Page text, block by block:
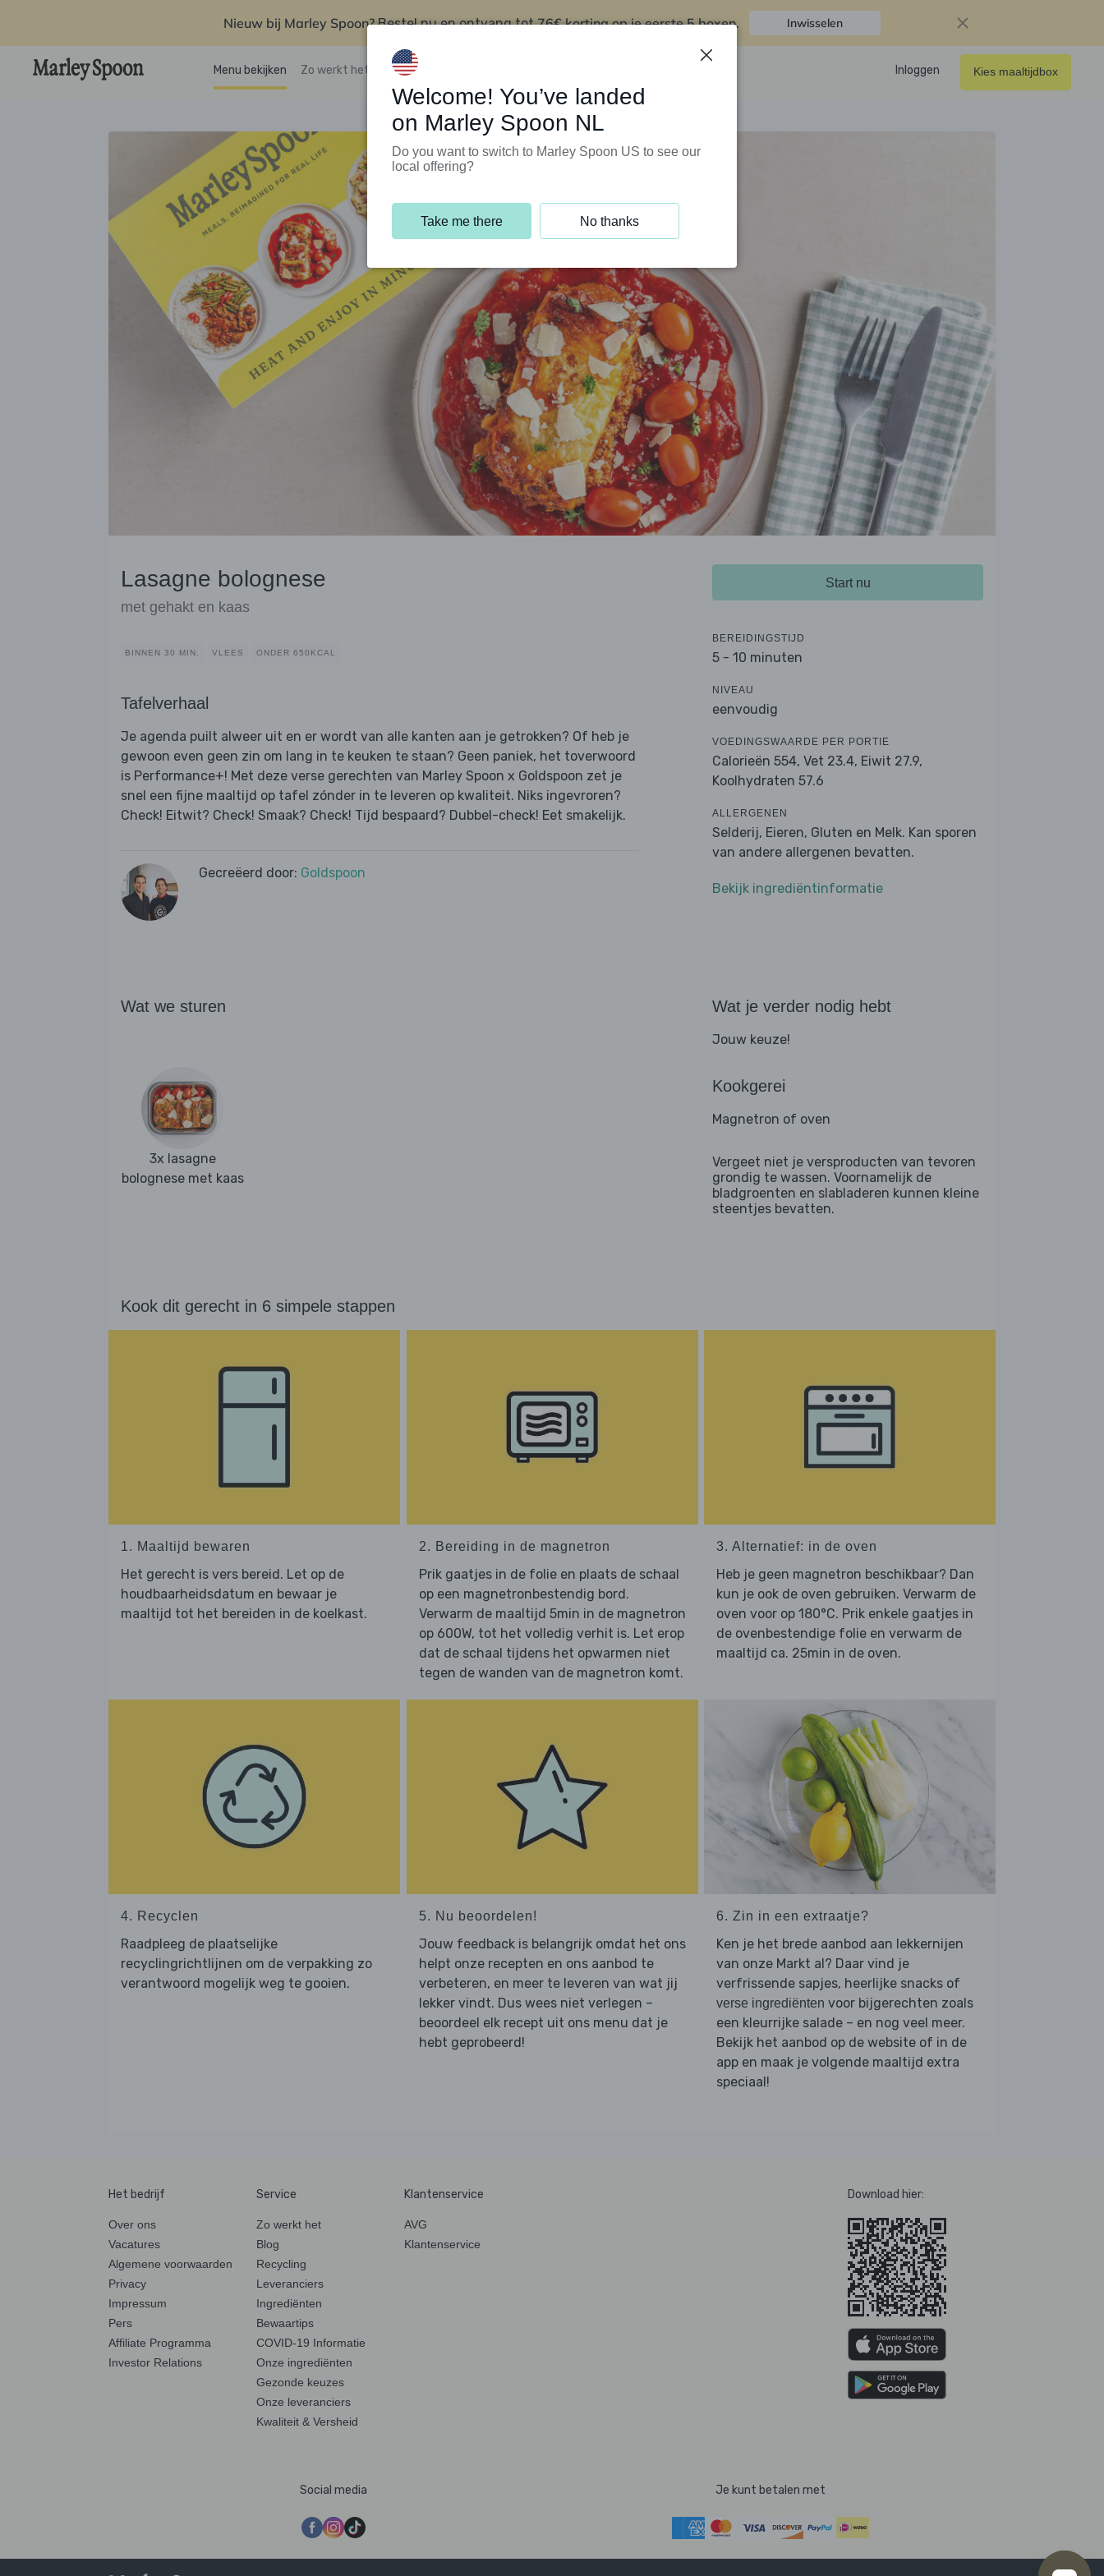
Nieuw bij Marley Spoon?Bestel nu en ontvang tot76€ korting op je eerste 5 boxen. Inwisselen
Menu bekijken Zo werkt het Klantenservice Inloggen Kies maaltijdbox
Lasagne bolognese
met gehakt en kaas
BINNEN 30 MIN. VLEES ONDER 650KCAL
Tafelverhaal
Je agenda puilt alweer uit en er wordt van alle kanten aan je getrokken? Of heb je
gewoon even geen zin om lang in te keuken te staan? Geen paniek, het toverwoord
is Performance+! Met deze verse gerechten van Marley Spoon x Goldspoon zet je
snel een fijne maaltijd op tafel zónder in te leveren op kwaliteit. Niks ingevroren?
Check! Eitwit? Check! Smaak? Check! Tijd bespaard? Dubbel-check! Eet smakelijk.
Gecreëerd door: Goldspoon
Start nu
BEREIDINGSTIJD
5 - 10 minuten
NIVEAU
eenvoudig
VOEDINGSWAARDE PER PORTIE
Calorieën 554, Vet 23.4, Eiwit 27.9,
Koolhydraten 57.6
ALLERGENEN
Selderij, Eieren, Gluten en Melk. Kan sporen
van andere allergenen bevatten.
Bekijk ingrediëntinformatie
Wat we sturen
3x lasagne
bolognese met kaas
Wat je verder nodig hebt
Jouw keuze!
Kookgerei
Magnetron of oven
Vergeet niet je versproducten van tevoren
grondig te wassen. Voornamelijk de
bladgroenten en slabladeren kunnen kleine
steentjes bevatten.
Kook dit gerecht in 6 simpele stappen
1. Maaltijd bewaren
Het gerecht is vers bereid. Let op de
houdbaarheidsdatum en bewaar je
maaltijd tot het bereiden in de koelkast.
2. Bereiding in de magnetron
Prik gaatjes in de folie en plaats de schaal
op een magnetronbestendig bord.
Verwarm de maaltijd 5min in de magnetron
op 600W, tot het volledig verhit is. Let erop
dat de schaal tijdens het opwarmen niet
tegen de wanden van de magnetron komt.
3. Alternatief: in de oven
Heb je geen magnetron beschikbaar? Dan
kun je ook de oven gebruiken. Verwarm de
oven voor op 180°C. Prik enkele gaatjes in
de ovenbestendige folie en verwarm de
maaltijd ca. 25min in de oven.
4. Recyclen
Raadpleeg de plaatselijke
recyclingrichtlijnen om de verpakking zo
verantwoord mogelijk weg te gooien.
5. Nu beoordelen!
Jouw feedback is belangrijk omdat het ons
helpt onze recepten en ons aanbod te
verbeteren, en meer te leveren van wat jij
lekker vindt. Dus wees niet verlegen –
beoordeel elk recept uit ons menu dat je
hebt geprobeerd!
6. Zin in een extraatje?
Ken je het brede aanbod aan lekkernijen
van onze Markt al? Daar vind je
verfrissende sapjes, heerlijke snacks of
verse ingrediënten voor bijgerechten zoals
een kleurrijke salade – en nog veel meer.
Bekijk het aanbod op de website of in de
app en maak je volgende maaltijd extra
speciaal!
Het bedrijf
Over ons
Vacatures
Algemene voorwaarden
Privacy
Impressum
Pers
Affiliate Programma
Investor Relations
Service
Zo werkt het
Blog
Recycling
Leveranciers
Ingrediënten
Bewaartips
COVID-19 Informatie
Onze ingrediënten
Gezonde keuzes
Onze leveranciers
Kwaliteit & Versheid
Klantenservice
AVG
Klantenservice
Download hier:
Social media Je kunt betalen met
Welcome! You’ve landed
on Marley Spoon NL
Do you want to switch to Marley Spoon US to see our
local offering?
Take me there No thanks